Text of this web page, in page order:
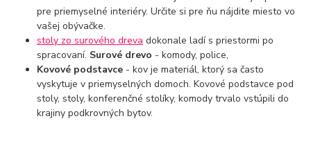
pre priemyselné interiéry. Určite si pre ňu nájdite miesto vo
vašej obývačke.
stoly zo surového dreva dokonale ladí s priestormi po
spracovaní. Surové drevo - komody, police,
Kovové podstavce - kov je materiál, ktorý sa často
vyskytuje v priemyselných domoch. Kovové podstavce pod
stoly, stoly, konferenčné stolíky, komody trvalo vstúpili do
krajiny podkrovných bytov.